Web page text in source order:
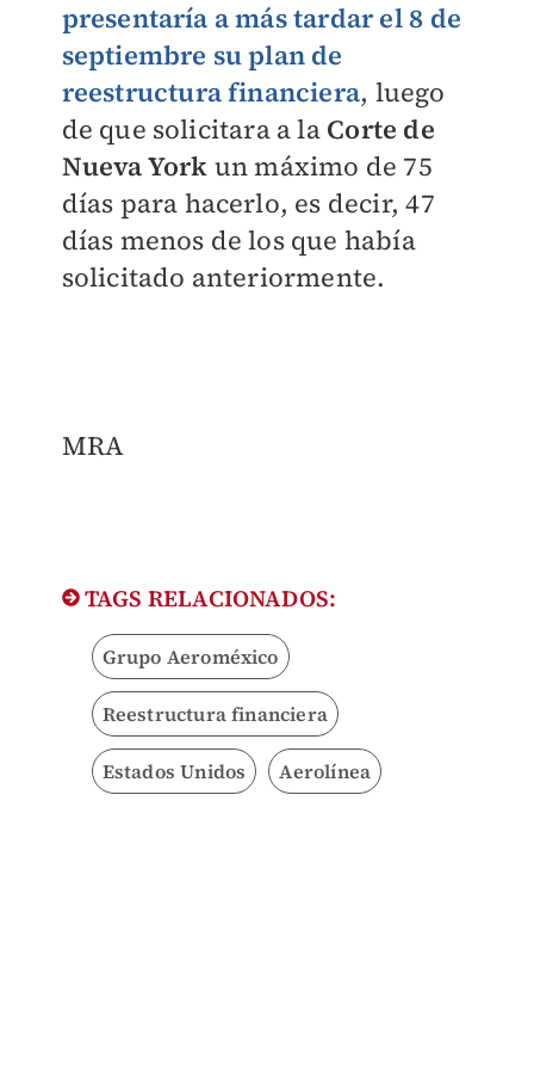
presentaría a más tardar el 8 de
septiembre su plan de
reestructura financiera, luego
de que solicitara a la Corte de
Nueva York un máximo de 75
días para hacerlo, es decir, 47
días menos de los que había
solicitado anteriormente.
MRA
TAGS RELACIONADOS:
Grupo Aeroméxico
Reestructura financiera
Estados Unidos Aerolínea